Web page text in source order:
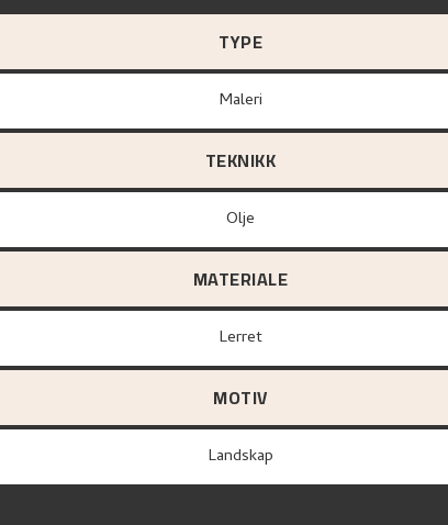
TYPE
Maleri
TEKNIKK
Olje
MATERIALE
lerret
MOTIV
Landskap